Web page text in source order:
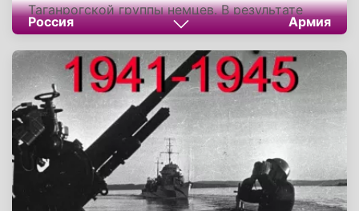
Таганрогской группы немцев. В результате
наступления наших войск и ликвидации
Таганрогской группы противника разгромлены
17, 111, 294 пехотные и 15авиаполевая
немецкие дивизии. Нанесено тяжёлое
поражение 304, 306, 336 пехотными 13
танковой дивизиям противника.
Россия Армия